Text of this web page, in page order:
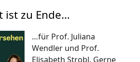
ist zu Ende…
…für Prof. Juliana
Wendler und Prof.
Elisabeth Strobl. Gerne